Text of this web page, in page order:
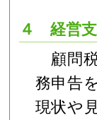
４ 経営
顧問
務申告
現状や